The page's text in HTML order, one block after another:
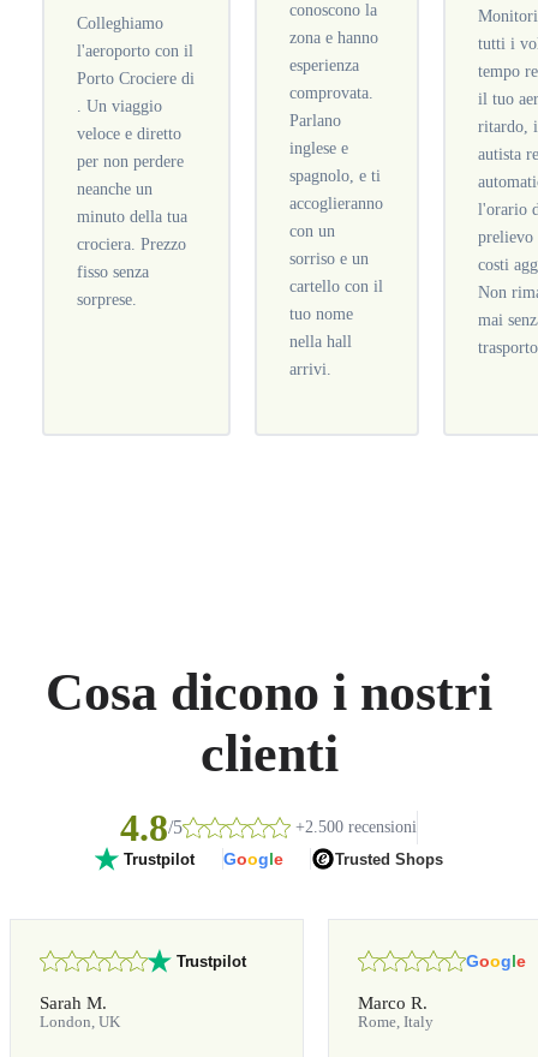
Colleghiamo
l'aeroporto con il
Porto Crociere di
. Un viaggio
veloce e diretto
per non perdere
neanche un
minuto della tua
crociera. Prezzo
fisso senza
sorprese.
conoscono la
zona e hanno
esperienza
comprovata.
Parlano
inglese e
spagnolo, e ti
accoglieranno
con un
sorriso e un
cartello con il
tuo nome
nella hall
arrivi.
tutti i
tempo
il tuo
ritardo,
autista
l'orario
prelievo
costi
Non
mai
Cosa dicono i nostri
clienti
4.8/5 +2.500 recensioni
Trustpilot Google Trusted Shops
Trustpilot
Sarah M.
London, UK
Google
Marco R.
Rome, Italy